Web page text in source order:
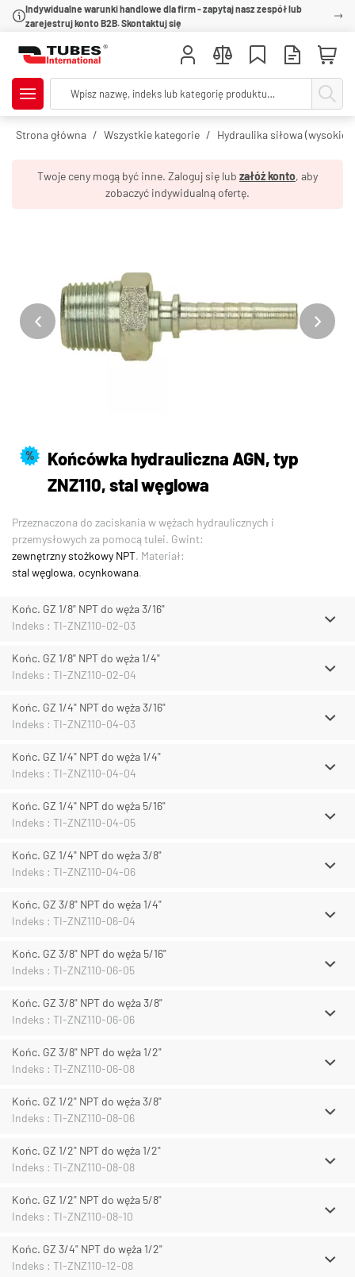
Indywidualne warunki handlowe dla firm - zapytaj nasz zespół lub
zarejestruj konto B2B. Skontaktuj się
Strona główna Wszystkie kategorie Hydraulika siłowa (wysokie
Twoje ceny mogą być inne. Zaloguj się lub załóż konto, aby
zobaczyć indywidualną ofertę.
%
Końcówka hydrauliczna AGN, typ
ZNZ110, stal węglowa
Przeznaczona do zaciskania w wężach hydraulicznych i
przemysłowych za pomocą tulei. Gwint:
zewnętrzny stożkowy NPT. Materiał:
stal węglowa, ocynkowana.
Końc. GZ 1/8" NPT do węża 3/16"
Indeks : TI-ZNZ110-02-03
Końc. GZ 1/8" NPT do węża 1/4"
Indeks : TI-ZNZ110-02-04
Końc. GZ 1/4" NPT do węża 3/16"
Indeks : TI-ZNZ110-04-03
Końc. GZ 1/4" NPT do węża 1/4"
Indeks : TI-ZNZ110-04-04
Końc. GZ 1/4" NPT do węża 5/16"
Indeks : TI-ZNZ110-04-05
Końc. GZ 1/4" NPT do węża 3/8"
Indeks : TI-ZNZ110-04-06
Końc. GZ 3/8" NPT do węża 1/4"
Indeks : TI-ZNZ110-06-04
Końc. GZ 3/8" NPT do węża 5/16"
Indeks : TI-ZNZ110-06-05
Końc. GZ 3/8" NPT do węża 3/8"
Indeks : TI-ZNZ110-06-06
Końc. GZ 3/8" NPT do węża 1/2"
Indeks : TI-ZNZ110-06-08
Końc. GZ 1/2" NPT do węża 3/8"
Indeks : TI-ZNZ110-08-06
Końc. GZ 1/2" NPT do węża 1/2"
Indeks : TI-ZNZ110-08-08
Końc. GZ 1/2" NPT do węża 5/8"
Indeks : TI-ZNZ110-08-10
Końc. GZ 3/4" NPT do węża 1/2"
Indeks : TI-ZNZ110-12-08